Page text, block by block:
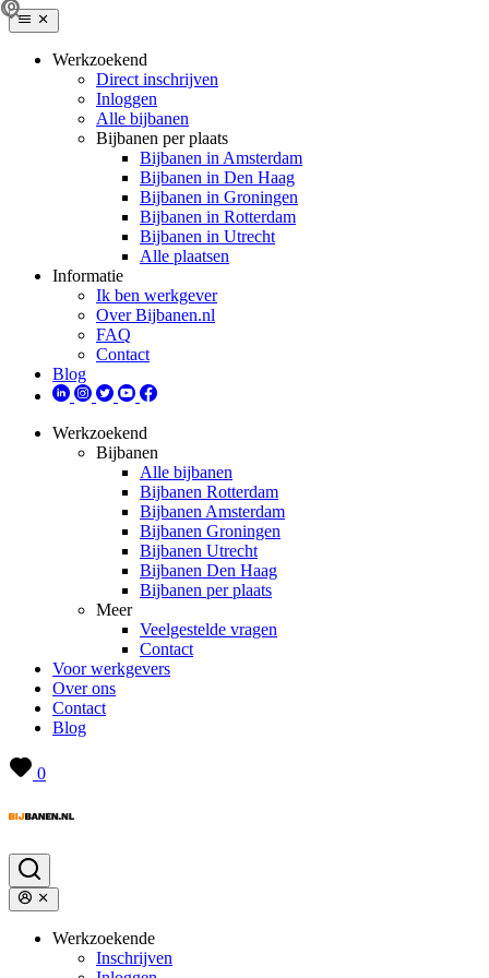
Werkzoekend
Direct inschrijven
Inloggen
Alle bijbanen
Bijbanen per plaats
Bijbanen in Amsterdam
Bijbanen in Den Haag
Bijbanen in Groningen
Bijbanen in Rotterdam
Bijbanen in Utrecht
Alle plaatsen
Informatie
Ik ben werkgever
Over Bijbanen.nl
FAQ
Contact
Blog
Werkzoekend
Bijbanen
Alle bijbanen
Bijbanen Rotterdam
Bijbanen Amsterdam
Bijbanen Groningen
Bijbanen Utrecht
Bijbanen Den Haag
Bijbanen per plaats
Meer
Veelgestelde vragen
Contact
Voor werkgevers
Over ons
Contact
Blog
0
Werkzoekende
Inschrijven